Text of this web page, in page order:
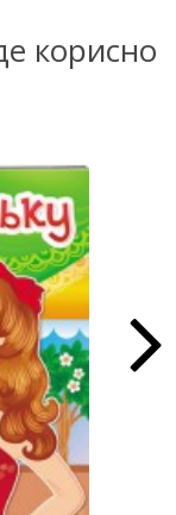
корисно